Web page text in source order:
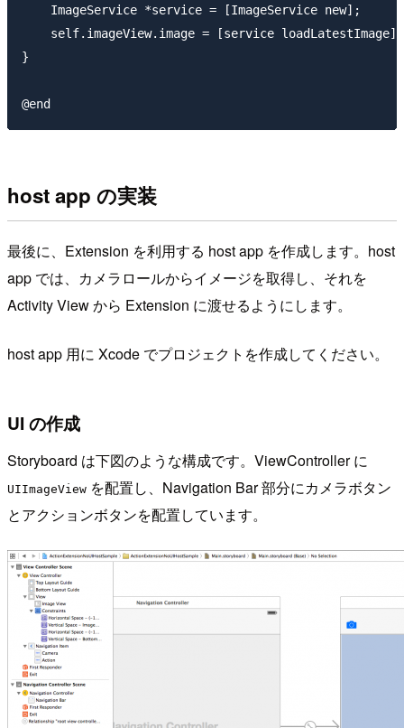
    ImageService *service = [ImageService new];
    self.imageView.image = [service loadLatestImage];
}
host app の実装
最後に、Extension を利用する host app を作成します。host
app では、カメラロールからイメージを取得し、それを
Activity View から Extension に渡せるようにします。
host app 用に Xcode でプロジェクトを作成してください。
UI の作成
Storyboard は下図のような構成です。ViewController に
UIImageView を配置し、Navigation Bar 部分にカメラボタン
とアクションボタンを配置しています。